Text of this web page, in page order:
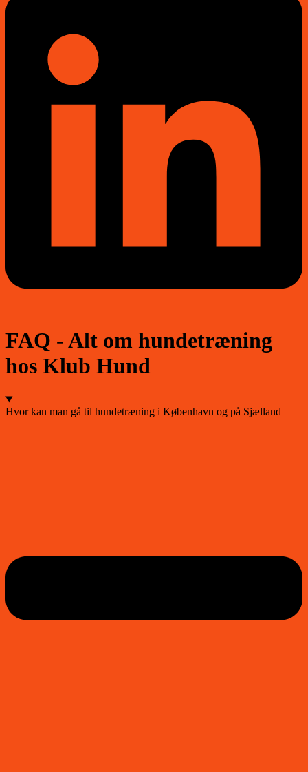
FAQ - Alt om hundetræning
hos Klub Hund
Hvor kan man gå til hundetræning i København og på Sjælland